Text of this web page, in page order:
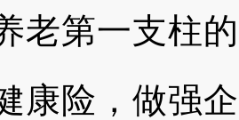
老第一支柱
康险，做强